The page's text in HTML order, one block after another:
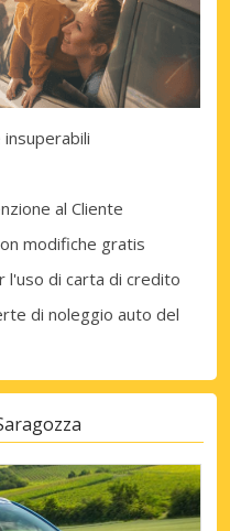
al Cliente
modifiche gratis
l'uso di carta di credito
di noleggio auto del